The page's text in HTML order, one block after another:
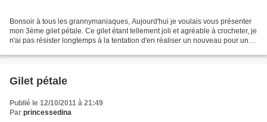
Bonsoir à tous les grannymaniaques, Aujourd'hui je voulais vous présenter
mon 3ème gilet pétale. Ce gilet étant tellement joli et agréable à crocheter, je
n'ai pas résister longtemps à la tentation d'en réaliser un nouveau pour une
Gilet pétale
Publié le 12/10/2011 à 21:49
Par princessedina